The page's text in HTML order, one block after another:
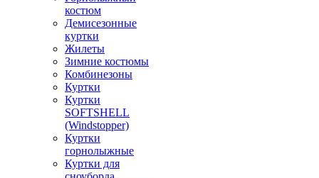
костюм
Демисезонные
куртки
Жилеты
Зимние костюмы
Комбинезоны
Куртки
Куртки
SOFTSHELL
(Windstopper)
Куртки
горнолыжные
Куртки для